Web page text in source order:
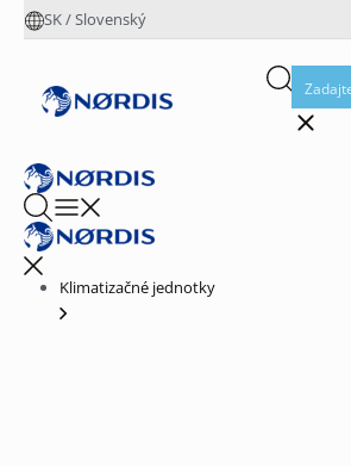
SK/Slovenský
Klimatizačné jednotky